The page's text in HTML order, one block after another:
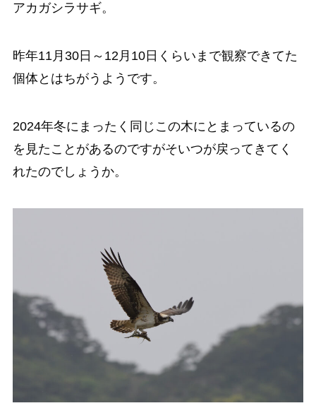
アカガシラサギ。
昨年11月30日～12月10日くらいまで観察できてた
個体とはちがうようです。
2024年冬にまったく同じこの木にとまっているの
を見たことがあるのですがそいつが戻ってきてく
れたのでしょうか。